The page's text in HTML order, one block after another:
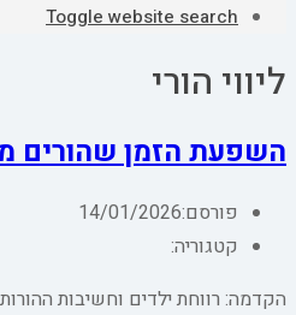
Toggle website search
ליווי הורי
השפעת הזמן שהורים
פורסם:14/01/2026
קטגוריה:
הקדמה: רווחת ילדים וחשיבות